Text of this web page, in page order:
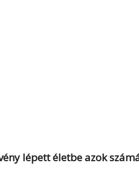
lépett életbe azok